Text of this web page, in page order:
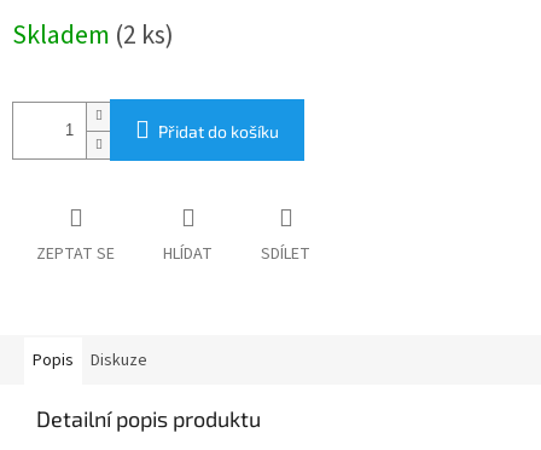
cena:
Skladem (2 ks)
Přidat do košíku
ZEPTAT SE HLÍDAT SDÍLET
Popis Diskuze
Detailní popis produktu